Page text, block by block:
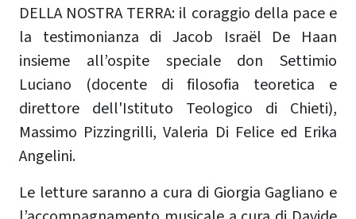
DELLA NOSTRA TERRA: il coraggio della pace e
la testimonianza di Jacob Israël De Haan
insieme all’ospite speciale don Settimio
Luciano (docente di filosofia teoretica e
direttore dell'Istituto Teologico di Chieti),
Massimo Pizzingrilli, Valeria Di Felice ed Erika
Angelini.
Le letture saranno a cura di Giorgia Gagliano e